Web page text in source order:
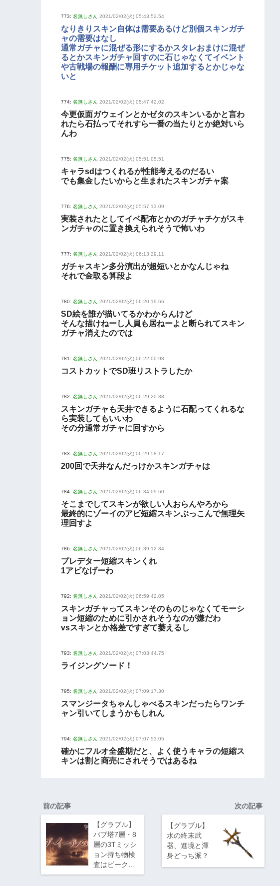
773: 名無しさん 2021/02/02(火) 05:43:52.54
なりきりスキン自体は需要あるけど別個スキンガチ
ャの需要はなし
通常ガチャに混ぜる形にするかスタレおまけに混ぜ
るとかスキンガチャ回すのに石じゃなくてイベント
や古戦場の報酬に専用チケット追加するとかじゃな
いと
774: 名無しさん 2021/02/02(火) 05:47:42.02
今更仮面ガウェインとかゼタのスキンいるかと言わ
れたら石払ってそれすら一番の当たりとか絶対いら
んわ
775: 名無しさん 2021/02/02(火) 05:51:05.51
キャラsdはつくれるが性能考えるのだるい
でも集金したいからと生まれたスキンガチャ案
776: 名無しさん 2021/02/02(火) 05:57:13.09
実装されたとしてイベ配布とかのガチャチケがスキ
ンガチャのに置き換えられそうで怖いわ
777: 名無しさん 2021/02/02(火) 06:13:29.11
ガチャスキン多分演出が超短いとかなんじゃね
それで金取る算段よ
780: 名無しさん 2021/02/02(火) 06:20:19.66
SD絵を誰が描いてるかわからんけど
そんな描けねーし人員も居ねーよと断られてスキン
ガチャ消えたのでは
781: 名無しさん 2021/02/02(火) 06:22:00.98
コストカットでSD班リストラしたか
782: 名無しさん 2021/02/02(火) 06:29:20.38
スキンガチャも天井できるように石配ってくれるな
ら実装してもいいわ
その分通常ガチャに回すから
783: 名無しさん 2021/02/02(火) 06:29:58.17
200回で天井なんだっけかスキンガチャは
784: 名無しさん 2021/02/02(火) 06:34:09.60
そこまでしてスキンが欲しい人おらんやろから
最終的にゾーイのアビ短縮スキンぶっこんで無理矢
理回すよ
786: 名無しさん 2021/02/02(火) 06:39:12.34
プレデター短縮スキンくれ
1アビなげーわ
792: 名無しさん 2021/02/02(火) 06:59:42.05
スキンガチャってスキンそのものじゃなくてモーシ
ョン短縮のために引かされそうなのが嫌だわ
vsスキンとか格差ですぎて萎えるし
793: 名無しさん 2021/02/02(火) 07:03:44.75
ライジングソード！
795: 名無しさん 2021/02/02(火) 07:09:17.30
スマンジータちゃんしゃべるスキンだったらワンチ
ャン引いてしまうかもしれん
794: 名無しさん 2021/02/02(火) 07:07:53.05
確かにフルオ全盛期だと、よく使うキャラの短縮ス
キンは割と商売にされそうではあるね
前の記事
【グラブル】
バブ塔7層・8
層の3Tミッシ
ョン持ち物検
査はビーク…
次の記事
【グラブル】
水の終末武
器、進境と渾
身どっち派？